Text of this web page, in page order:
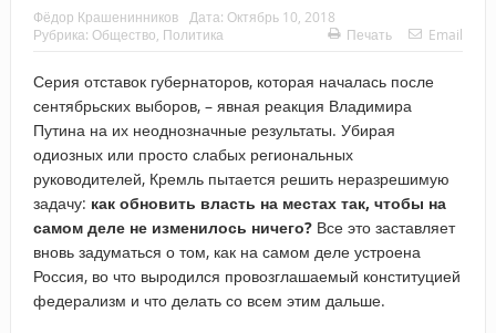
Фёдор Крашенинников Дата: Октябрь 10, 2018
Рубрика: Общество, Политика Печать Email
Серия отставок губернаторов, которая началась после
сентябрьских выборов, – явная реакция Владимира
Путина на их неоднозначные результаты. Убирая
одиозных или просто слабых региональных
руководителей, Кремль пытается решить неразрешимую
задачу: как обновить власть на местах так, чтобы на
самом деле не изменилось ничего?Все это заставляет
вновь задуматься о том, как на самом деле устроена
Россия, во что выродился провозглашаемый конституцией
федерализм и что делать со всем этим дальше.